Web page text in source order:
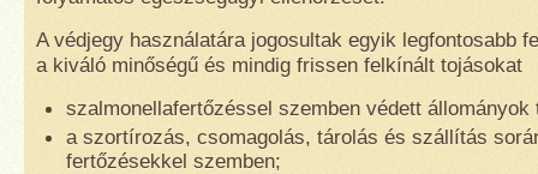
A védjegy használatára jogosultak egyik legfontosabb
a kiváló minőségű és mindig frissen felkínált tojásokat
szalmonellafertőzéssel szemben védett állományok
a szortírozás, csomagolás, tárolás és szállítás
fertőzésekkel szemben;